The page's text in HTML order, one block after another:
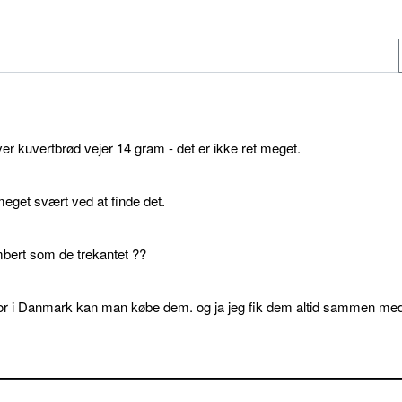
kuvertbrød vejer 14 gram - det er ikke ret meget.
svært ved at finde det.
som de trekantet ??
i Danmark kan man købe dem. og ja jeg fik dem altid sammen